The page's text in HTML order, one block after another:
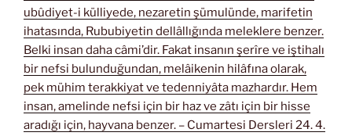
ubûdiyet-i külliyede, nezaretin şümulünde, marifetin
ihatasında, Rububiyetin dellâllığında meleklere benzer.
Belki insan daha câmi’dir. Fakat insanın şerîre ve iştihalı
bir nefsi bulunduğundan, melâikenin hilâfına olarak,
pek mühim terakkiyat ve tedenniyâta mazhardır. Hem
insan, amelinde nefsi için bir haz ve zâtı için bir hisse
aradığı için, hayvana benzer. – Cumartesi Dersleri 24. 4.